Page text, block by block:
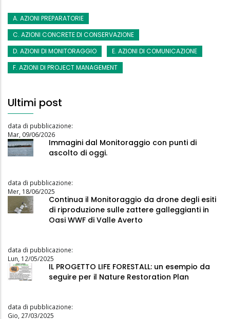
A. AZIONI PREPARATORIE
C. AZIONI CONCRETE DI CONSERVAZIONE
D. AZIONI DI MONITORAGGIO
E. AZIONI DI COMUNICAZIONE
F. AZIONI DI PROJECT MANAGEMENT
Ultimi post
data di pubblicazione:
Mar, 09/06/2026
Immagini dal Monitoraggio con punti di
ascolto di oggi.
data di pubblicazione:
Mer, 18/06/2025
Continua il Monitoraggio da drone degli esiti
di riproduzione sulle zattere galleggianti in
Oasi WWF di Valle Averto
data di pubblicazione:
Lun, 12/05/2025
IL PROGETTO LIFE FORESTALL: un esempio da
seguire per il Nature Restoration Plan
data di pubblicazione:
Gio, 27/03/2025